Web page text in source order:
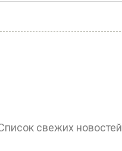
свежих новостей